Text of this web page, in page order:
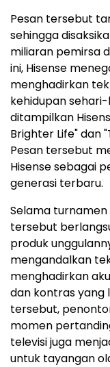
Pesan tersebut
sehingga
miliaran pemirsa
ini, Hisense
menghadirkan
kehidupan
ditampilkan
Brighter Life" dan
Pesan tersebut
Hisense sebagai
generasi terbaru.
Selama
tersebut
produk
mengandalkan
menghadirkan
dan kontras yang
tersebut,
momen
televisi juga
untuk tayangan